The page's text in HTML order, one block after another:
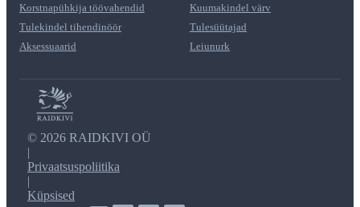
Korstnapühkija töövahendid
Kuumakindel värv
Tulekindel tihendinöör
Tulesüütajad
Aksessuaarid
Leiunurk
© 2026 RAIDKIVI OÜ
|
Privaatsuspoliitika
|
Küpsised